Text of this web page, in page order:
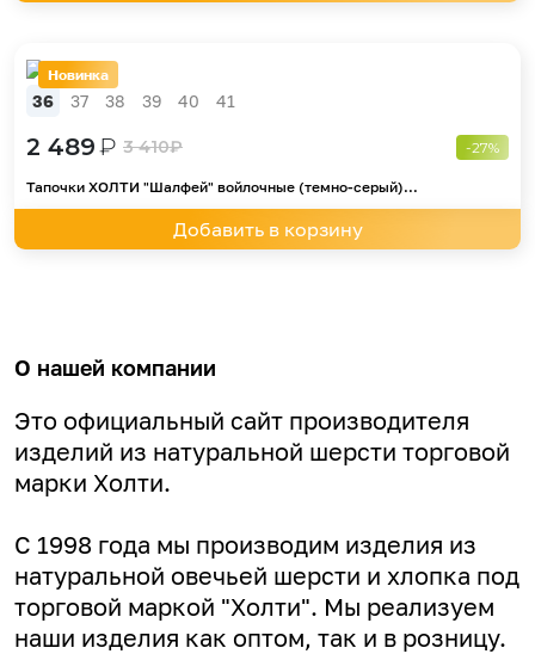
Новинка
36 37 38 39 40 41
2 489₽ 3 410₽ -27%
Тапочки ХОЛТИ "Шалфей" войлочные (темно-серый)...
Добавить в корзину
О нашей компании
Это официальный сайт производителя
изделий из натуральной шерсти торговой
марки Холти.
С 1998 года мы производим изделия из
натуральной овечьей шерсти и хлопка под
торговой маркой "Холти". Мы реализуем
наши изделия как оптом, так и в розницу.